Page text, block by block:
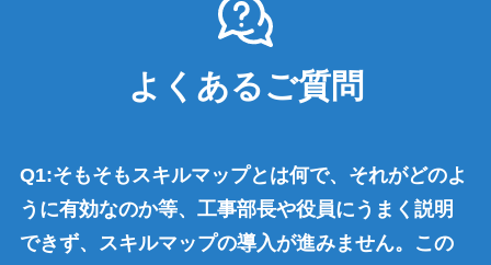
よくあるご質問
そもそもスキルマップとは何で、それがどのよ
うに有効なのか等、工事部長や役員にうまく説明
できず、スキルマップの導入が進みません。この